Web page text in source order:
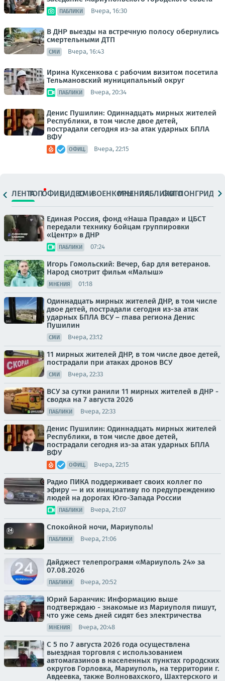
ПАБЛИКИ Вчера, 16:30
В ДНР выезды на встречную полосу обернулись
смертельными ДТП
СМИ Вчера, 16:43
Ирина Куксенкова с рабочим визитом посетила
Тельмановский муниципальный округ
ПАБЛИКИ Вчера, 20:34
Денис Пушилин: Одиннадцать мирных жителей
Республики, в том числе двое детей,
пострадали сегодня из-за атак ударных БПЛА
ВФУ
ОФИЦ. Вчера, 22:15
ЛЕНТАТОПОФИЦ.ВИДЕОСМИВОЕНКОРЫМНЕНИЯПАБЛИКИ
ФОТОЛОНГРИДЫ
Единая Россия, фонд «Наша Правда» и ЦБСТ
передали технику бойцам группировки
«Центр» в ДНР
ПАБЛИКИ 07:24
Игорь Гомольский: Вечер, бар для ветеранов.
Народ смотрит фильм «Малыш»
МНЕНИЯ 01:18
Одиннадцать мирных жителей ДНР, в том числе
двое детей, пострадали сегодня из-за атак
ударных БПЛА ВСУ – глава региона Денис
Пушилин
СМИ Вчера, 23:12
11 мирных жителей ДНР, в том числе двое детей,
пострадали при атаках дронов ВСУ
СМИ Вчера, 22:33
ВСУ за сутки ранили 11 мирных жителей в ДНР -
сводка на 7 августа 2026
ПАБЛИКИ Вчера, 22:33
Денис Пушилин: Одиннадцать мирных жителей
Республики, в том числе двое детей,
пострадали сегодня из-за атак ударных БПЛА
ВФУ
ОФИЦ. Вчера, 22:15
Радио ПИКА поддерживает своих коллег по
эфиру — и их инициативу по предупреждению
людей на дорогах Юго-Запада России
ПАБЛИКИ Вчера, 21:07
Спокойной ночи, Мариуполь!
ПАБЛИКИ Вчера, 21:06
Дайджест телепрограмм «Мариуполь 24» за
07.08.2026
ПАБЛИКИ Вчера, 20:52
Юрий Баранчик: Информацию выше
подтверждаю - знакомые из Мариуполя пишут,
что уже семь дней сидят без электричества
МНЕНИЯ Вчера, 20:48
С 5 по 7 августа 2026 года осуществлена
выездная торговля с использованием
автомагазинов в населенных пунктах городских
округов Горловка, Мариуполь, на территории г.
Авдеевка, также Волновахского, Шахтерского и